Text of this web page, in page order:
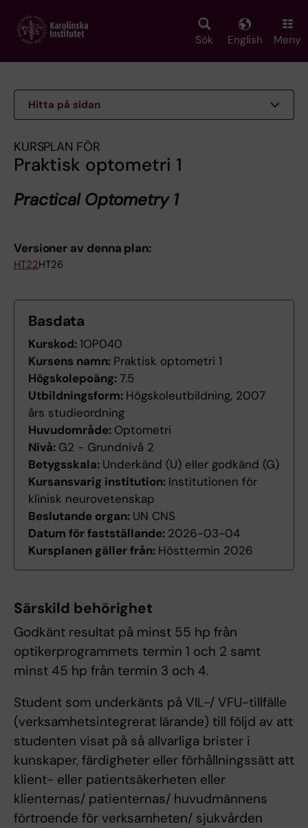
main
Sök English Meny
Hitta på sidan
KURSPLAN FÖR
Praktisk optometri 1
Practical Optometry 1
Versioner av denna plan:
HT22HT26
Basdata
Kurskod:1OP040
Kursens namn: Praktisk optometri 1
Högskolepoäng:7.5
Utbildningsform: Högskoleutbildning, 2007
års studieordning
Huvudområde: Optometri
Nivå: G2 - Grundnivå 2
Betygsskala: Underkänd (U) eller godkänd (G)
Kursansvarig institution: Institutionen för
klinisk neurovetenskap
Beslutande organ: UN CNS
Datum för fastställande: 2026-03-04
Kursplanen gäller från: Hösttermin 2026
Särskild behörighet
Godkänt resultat på minst 55 hp från
optikerprogrammets termin 1 och 2 samt
minst 45 hp från termin 3 och 4.
Student som underkänts på VIL-/ VFU-tillfälle
(verksamhetsintegrerat lärande) till följd av att
studenten visat på så allvarliga brister i
kunskaper, färdigheter eller förhållningssätt att
klient- eller patientsäkerheten eller
klienternas/ patienternas/ huvudmännens
förtroende för verksamheten/ sjukvården